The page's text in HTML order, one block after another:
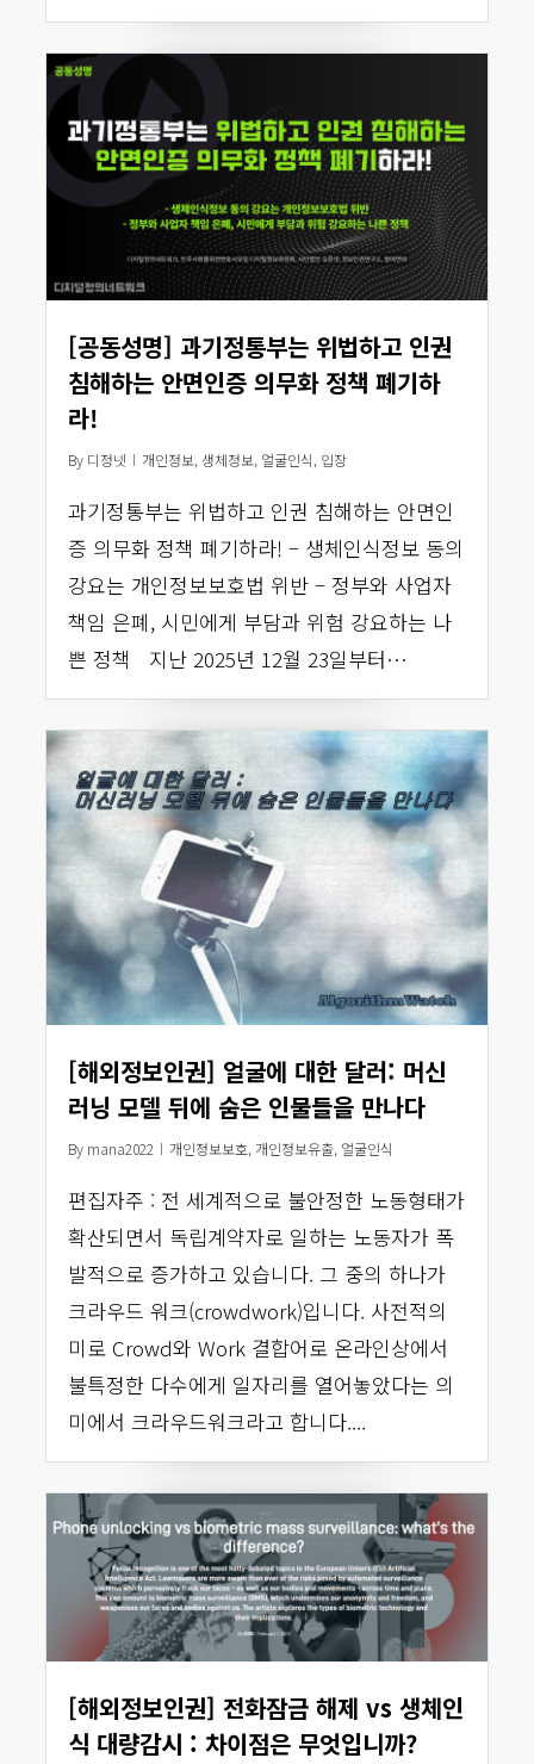
[공동성명] 과기정통부는 위법하고 인권
침해하는 안면인증 의무화 정책 폐기하
라!
By 디정넷 개인정보,생체정보, 얼굴인식, 입장
과기정통부는 위법하고 인권 침해하는 안면인
증 의무화 정책 폐기하라! – 생체인식정보 동의
강요는 개인정보보호법 위반 – 정부와 사업자
책임 은폐, 시민에게 부담과 위험 강요하는 나
쁜 정책 지난 2025년 12월 23일부터…
[해외정보인권] 얼굴에 대한 달러: 머신
러닝 모델 뒤에 숨은 인물들을 만나다
By mana2022 개인정보보호, 개인정보유출, 얼굴인식
편집자주 : 전 세계적으로 불안정한 노동형태가
확산되면서 독립계약자로 일하는 노동자가 폭
발적으로 증가하고 있습니다. 그 중의 하나가
크라우드 워크(crowdwork)입니다. 사전적의
미로 Crowd와 Work 결합어로 온라인상에서
불특정한 다수에게 일자리를 열어놓았다는 의
미에서 크라우드워크라고 합니다....
[해외정보인권] 전화잠금 해제 vs 생체인
식 대량감시 : 차이점은 무엇입니까?